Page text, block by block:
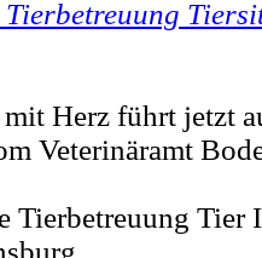
Tierbetreuung
Herz führt jetzt
Veterinäramt
Tierbetreuung Tier